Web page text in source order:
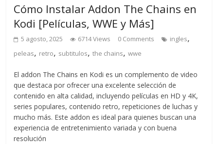
Cómo Instalar Addon The Chains en
Kodi [Películas, WWE y Más]
5 agosto, 2025 6714 Views 0 Comments ingles,
peleas, retro, subtitulos,the chains,wwe
El addon The Chains en Kodi es un complemento de video
que destaca por ofrecer una excelente selección de
contenido en alta calidad, incluyendo películas en HD y 4K,
series populares, contenido retro, repeticiones de luchas y
mucho más. Este addon es ideal para quienes buscan una
experiencia de entretenimiento variada y con buena
resolución